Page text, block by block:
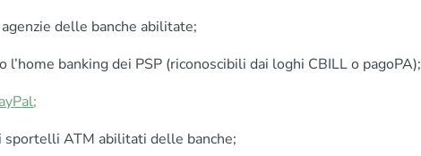
delle banche abilitate;
l’home banking dei PSP (riconoscibili dai loghi CBILL o pagoPA);
;
sportelli ATM abilitati delle banche;